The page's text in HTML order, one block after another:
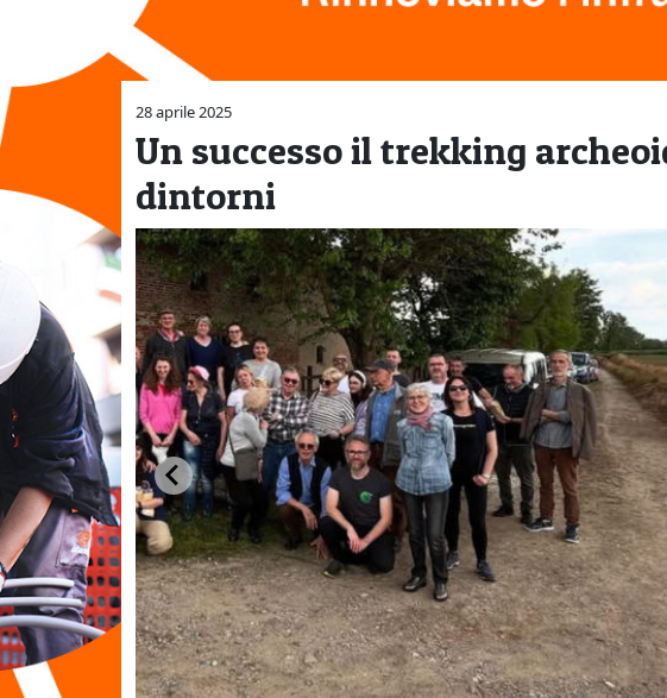
28 aprile 2025
Un successo il trekking
dintorni